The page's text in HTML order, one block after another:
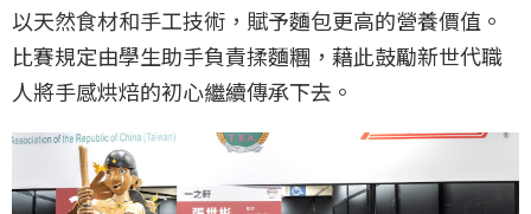
以天然食材和手工技術，賦予麵包更高的營養價值。
比賽規定由學生助手負責揉麵糰，藉此鼓勵新世代職
人將手感烘焙的初心繼續傳承下去。